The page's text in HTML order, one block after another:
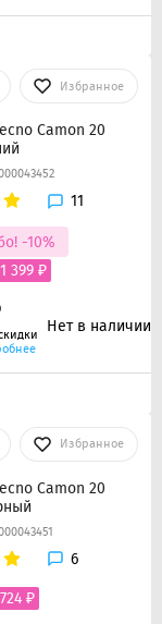
Избранное
Camon 20
11
-10%
399 ₽
Нет в наличии
Избранное
Camon 20
6
₽